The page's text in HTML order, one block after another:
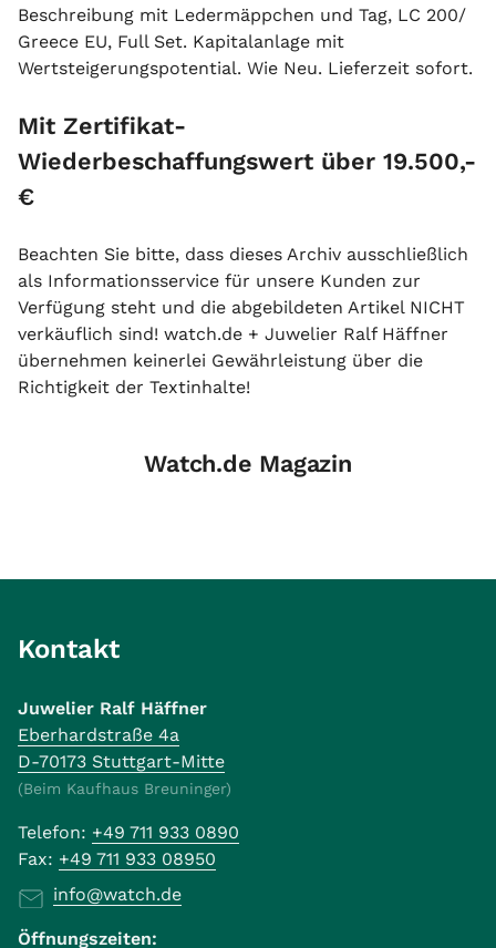
Beschreibung mit Ledermäppchen und Tag, LC 200/
Greece EU, Full Set. Kapitalanlage mit
Wertsteigerungspotential. Wie Neu. Lieferzeit sofort.
Mit Zertifikat-
Wiederbeschaffungswert über 19.500,-
€
Beachten Sie bitte, dass dieses Archiv ausschließlich
als Informationsservice für unsere Kunden zur
Verfügung steht und die abgebildeten Artikel NICHT
verkäuflich sind! watch.de + Juwelier Ralf Häffner
übernehmen keinerlei Gewährleistung über die
Richtigkeit der Textinhalte!
Watch.de Magazin
Kontakt
Juwelier Ralf Häffner
Eberhardstraße 4a
D-70173 Stuttgart-Mitte
(Beim Kaufhaus Breuninger)
Telefon: +49 711 933 0890
Fax: +49 711 933 08950
info@watch.de
Öffnungszeiten: